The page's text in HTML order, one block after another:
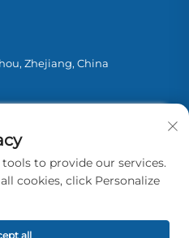
Zhejiang, China
Pump Co., Ltd.
to provide our services.
cookies, click Personalize
all